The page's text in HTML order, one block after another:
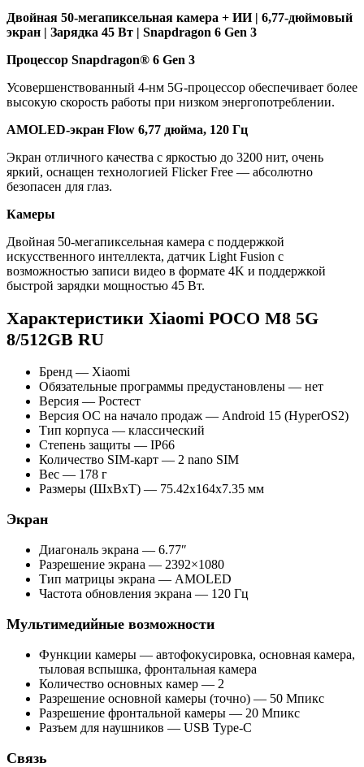
Двойная 50-мегапиксельная камера + ИИ | 6,77-дюймовый
экран | Зарядка 45 Вт | Snapdragon 6 Gen 3
Процессор Snapdragon® 6 Gen 3
Усовершенствованный 4-нм 5G-процессор обеспечивает более
высокую скорость работы при низком энергопотреблении.
AMOLED-экран Flow 6,77 дюйма, 120 Гц
Экран отличного качества с яркостью до 3200 нит, очень
яркий, оснащен технологией Flicker Free — абсолютно
безопасен для глаз.
Камеры
Двойная 50-мегапиксельная камера с поддержкой
искусственного интеллекта, датчик Light Fusion с
возможностью записи видео в формате 4K и поддержкой
быстрой зарядки мощностью 45 Вт.
Характеристики Xiaomi POCO M8 5G
8/512GB RU
Бренд — Xiaomi
Обязательные программы предустановлены — нет
Версия — Ростест
Версия ОС на начало продаж — Android 15 (HyperOS2)
Тип корпуса — классический
Степень защиты — IP66
Количество SIM-карт — 2 nano SIM
Вес — 178 г
Размеры (ШxВxТ) — 75.42x164x7.35 мм
Экран
Диагональ экрана — 6.77″
Разрешение экрана — 2392×1080
Тип матрицы экрана — AMOLED
Частота обновления экрана — 120 Гц
Мультимедийные возможности
Функции камеры — автофокусировка, основная камера,
тыловая вспышка, фронтальная камера
Количество основных камер — 2
Разрешение основной камеры (точно) — 50 Мпикс
Разрешение фронтальной камеры — 20 Мпикс
Разъем для наушников — USB Type-C
Связь